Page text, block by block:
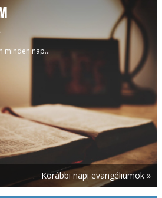
minden nap...
Korábbi napi evangéliumok »